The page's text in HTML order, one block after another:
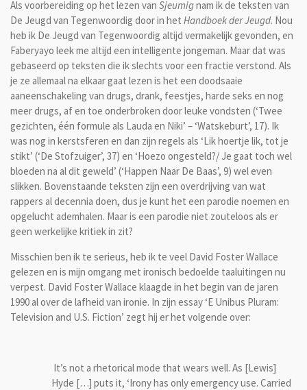
Als voorbereiding op het lezen van Sjeumignam ik de teksten van
De Jeugd van Tegenwoordig door in het Handboek der Jeugd. Nou
heb ik De Jeugd van Tegenwoordig altijd vermakelijk gevonden, en
Faberyayo leek me altijd een intelligente jongeman. Maar dat was
gebaseerd op teksten die ik slechts voor een fractie verstond. Als
je ze allemaal na elkaar gaat lezen is het een doodsaaie
aaneenschakeling van drugs, drank, feestjes, harde seks en nog
meer drugs, af en toe onderbroken door leuke vondsten (‘Twee
gezichten, één formule als Lauda en Niki’ – ‘Watskeburt’, 17). Ik
was nog in kerstsferen en dan zijn regels als ‘Lik hoertje lik, tot je
stikt’ (‘De Stofzuiger’, 37) en ‘Hoezo ongesteld?/ Je gaat toch wel
bloeden na al dit geweld’ (‘Happen Naar De Baas’, 9) wel even
slikken. Bovenstaande teksten zijn een overdrijving van wat
rappers al decennia doen, dus je kunt het een parodie noemen en
opgelucht ademhalen. Maar is een parodie niet zouteloos als er
geen werkelijke kritiek in zit?
Misschien ben ik te serieus, heb ik te veel David Foster Wallace
gelezen en is mijn omgang met ironisch bedoelde taaluitingen nu
verpest. David Foster Wallace klaagde in het begin van de jaren
1990 al over de lafheid van ironie. In zijn essay ‘E Unibus Pluram:
Television and U.S. Fiction’ zegt hij er het volgende over:
It’s not a rhetorical mode that wears well. As [Lewis]
Hyde […] puts it, ‘Irony has only emergency use. Carried